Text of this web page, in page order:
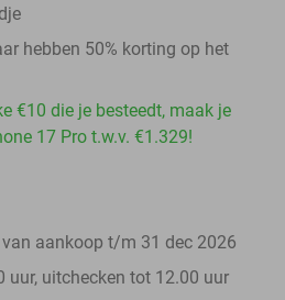
hebben 50% korting op het
€10 die je besteedt, maak je
17 Pro t.w.v. €1.329!
aankoop t/m 31 dec 2026
uur, uitchecken tot 12.00 uur